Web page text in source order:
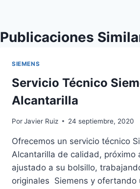
Publicaciones
SIEMENS
Servicio Técnico
Alcantarilla
PorJavier Ruiz 24 septiembre, 2020
Ofrecemos un servicio técnico
Alcantarilla de calidad, próximo
ajustado a su bolsillo,
originales Siemens y ofertando